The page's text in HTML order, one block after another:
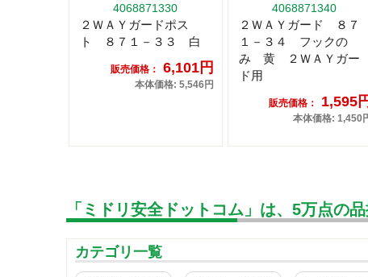
4068871330
２ＷＡＹガードポス
ト ８７１－３３ 白
販売価格： 6,101円
本体価格: 5,546円
4068871340
２ＷＡＹガード ８７
１－３４ フックの
み 黄 ２ＷＡＹガー
ド用
販売価格： 1,595
本体価格: 1,450
「ミドリ安全ドットコム」は、5万点の
カテゴリ一覧